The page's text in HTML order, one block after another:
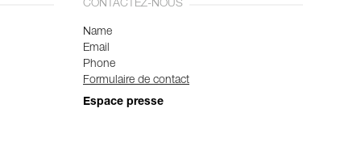
CONTACTEZ-NOUS
Name
Email
Phone
Formulaire de contact
Espace presse